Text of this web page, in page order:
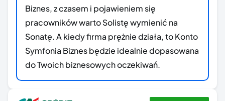
Biznes, z czasem i pojawieniem się
pracowników warto Solistę wymienić na
Sonatę. A kiedy firma prężnie działa, to Konto
Symfonia Biznes będzie idealnie dopasowana
do Twoich biznesowych oczekiwań.